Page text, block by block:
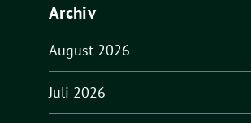
Archiv
August 2026
Juli 2026